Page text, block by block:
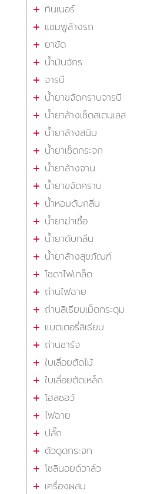
ทินเนอร์
แชมพูล้างรถ
ยาขัด
น้ำมันจักร
จารบี
น้ำยาขจัดคราบจารบี
น้ำยาล้างเช็ดสเตนเลส
น้ำยาล้างสนิม
น้ำยาเช็ดกระจก
น้ำยาล้างจาน
น้ำยาขจัดคราบ
น้ำหอมดับกลิ่น
น้ำยาฆ่าเชื้อ
น้ำยาดับกลิ่น
น้ำยาล้างสุขภัณฑ์
โซดาไฟเกล็ด
ถ่านไฟฉาย
ถ่านลิเธียมเม็ดกระดุม
แบตเตอรี่ลิเธียม
ถ่านชาร์จ
ใบเลื่อยตัดไม้
ใบเลื่อยตัดเหล็ก
โฮลซอว์
ไฟฉาย
ปลั๊ก
ตัวดูดกระจก
โซลินอยด์วาล์ว
เครื่องผสม